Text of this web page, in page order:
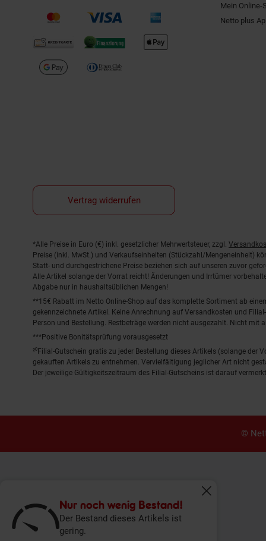
Nur noch wenig Bestand!
Der Bestand dieses Artikels ist
gering.
Fenster
Mein Online-
Netto plus
Vertrag widerrufen
Fußnoten
*Alle Preise in Euro (€) inkl. gesetzlicher Mehrwertsteuer, zzgl.
Preise (inkl. MwSt.) und Verkaufseinheiten (Stückzahl/Mengeneinheit)
Statt- und durchgestrichene Preise beziehen sich auf unseren zuvor
Alle Artikel solange der Vorrat reicht! Änderungen und Irrtümer
Abgabe nur in haushaltsüblichen Mengen!
**15€ Rabatt im Netto Online-Shop auf das komplette Sortiment ab
gekennzeichnete Artikel. Keine Anrechnung auf Versandkosten und
Person und Bestellung. Restbeträge werden nicht ausgezahlt. Nicht mit
***Positive Bonitätsprüfung vorausgesetzt
²⁰Filial-Gutschein gratis zu jeder Bestellung dieses Artikels (solange
gekauften Artikels zu entnehmen. Vervielfältigung jeglicher Art nicht
Der jeweilige Gültigkeitszeitraum des Filial-Gutscheins ist darauf vermerkt.
©